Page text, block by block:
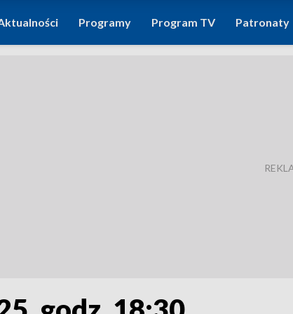
Programy Program TV Patronaty